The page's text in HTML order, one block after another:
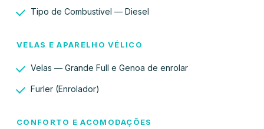
Tipo de Combustível — Diesel
VELAS E APARELHO VÉLICO
Velas — Grande Full e Genoa de enrolar
Furler (Enrolador)
CONFORTO E ACOMODAÇÕES